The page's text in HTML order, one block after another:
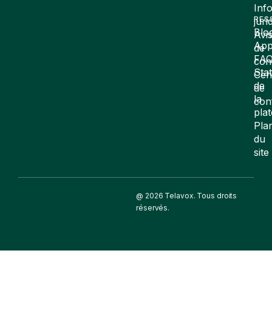
de
la
du
site
Avis
de
de
@ 2026 Telavox. Tous droits
réservés.